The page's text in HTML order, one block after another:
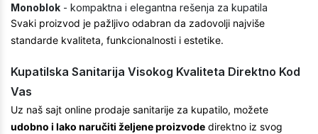
Monoblok - kompaktna i elegantna rešenja za kupatila
Svaki proizvod je pažljivo odabran da zadovolji najviše
standarde kvaliteta, funkcionalnosti i estetike.
Kupatilska Sanitarija Visokog Kvaliteta Direktno Kod
Vas
Uz naš sajt online prodaje sanitarije za kupatilo, možete
udobno i lako naručiti željene proizvode direktno iz svog